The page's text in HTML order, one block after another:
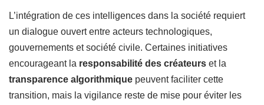
L’intégration de ces intelligences dans la société requiert
un dialogue ouvert entre acteurs technologiques,
gouvernements et société civile. Certaines initiatives
encourageant la responsabilité des créateurs et la
transparence algorithmique peuvent faciliter cette
transition, mais la vigilance reste de mise pour éviter les